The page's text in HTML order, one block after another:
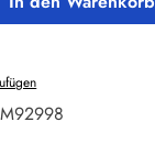
M92998